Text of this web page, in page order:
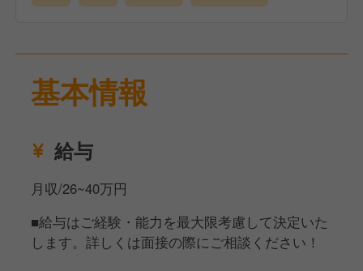
ご安心ください。
徐々に仕事に慣れてきたら、売上管理・コスト管理・
アルバイトスタッフの採用や教育など店舗運営業務全
般をお願いしていきます。
年齢や社歴に関係なくキャリアアップできる評価制度
がありますので成長・やりがいを感じながら働くこと
基本情報
給与
月収/26~40万円
■給与はご経験・能力を最大限考慮して決定いた
します。詳しくは面接の際にご相談ください！